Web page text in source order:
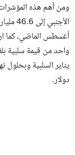
ومن أهم هذه
أغسطس الماضي، كما
دولار.